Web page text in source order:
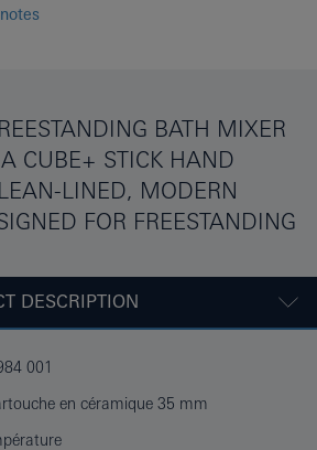
BATH MIXER
CUBE+ STICK HAND
LINED, MODERN
FOR FREESTANDING
DESCRIPTION
001
en céramique 35 mm